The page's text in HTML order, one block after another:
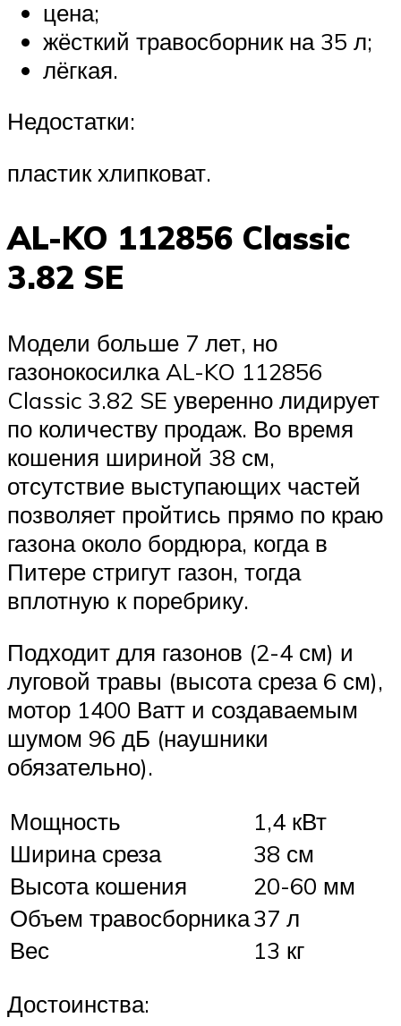
цена;
жёсткий травосборник на 35 л;
лёгкая.
Недостатки:
пластик хлипковат.
AL-KO 112856 Classic
3.82 SE
Модели больше 7 лет, но
газонокосилка AL-KO 112856
Classic 3.82 SE уверенно лидирует
по количеству продаж. Во время
кошения шириной 38 см,
отсутствие выступающих частей
позволяет пройтись прямо по краю
газона около бордюра, когда в
Питере стригут газон, тогда
вплотную к поребрику.
Подходит для газонов (2-4 см) и
луговой травы (высота среза 6 см),
мотор 1400 Ватт и создаваемым
шумом 96 дБ (наушники
обязательно).
Мощность
1,4 кВт
Ширина среза
38 см
Высота кошения
20-60 мм
Объем травосборника37 л
Вес
13 кг
Достоинства: